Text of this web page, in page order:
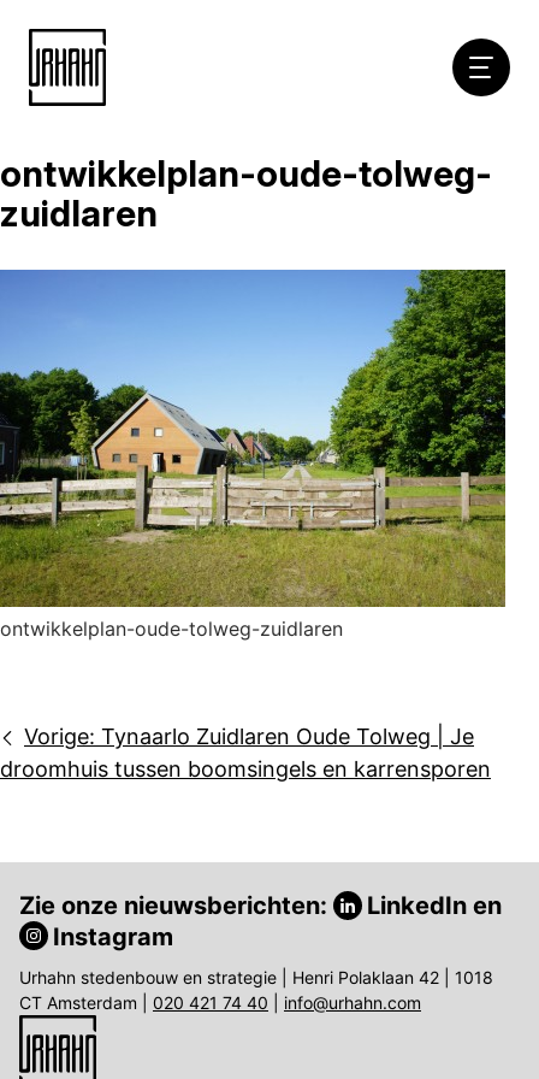
Naar
inhoud
ontwikkelplan-oude-tolweg-
zuidlaren
ontwikkelplan-oude-tolweg-zuidlaren
Bericht
navigatie
Vorige: Tynaarlo Zuidlaren Oude Tolweg | Je
droomhuis tussen boomsingels en karrensporen
Zie onze nieuwsberichten: LinkedIn en
Instagram
Urhahn stedenbouw en strategie | Henri Polaklaan 42 | 1018
CT Amsterdam | 020 421 74 40 info@urhahn.com